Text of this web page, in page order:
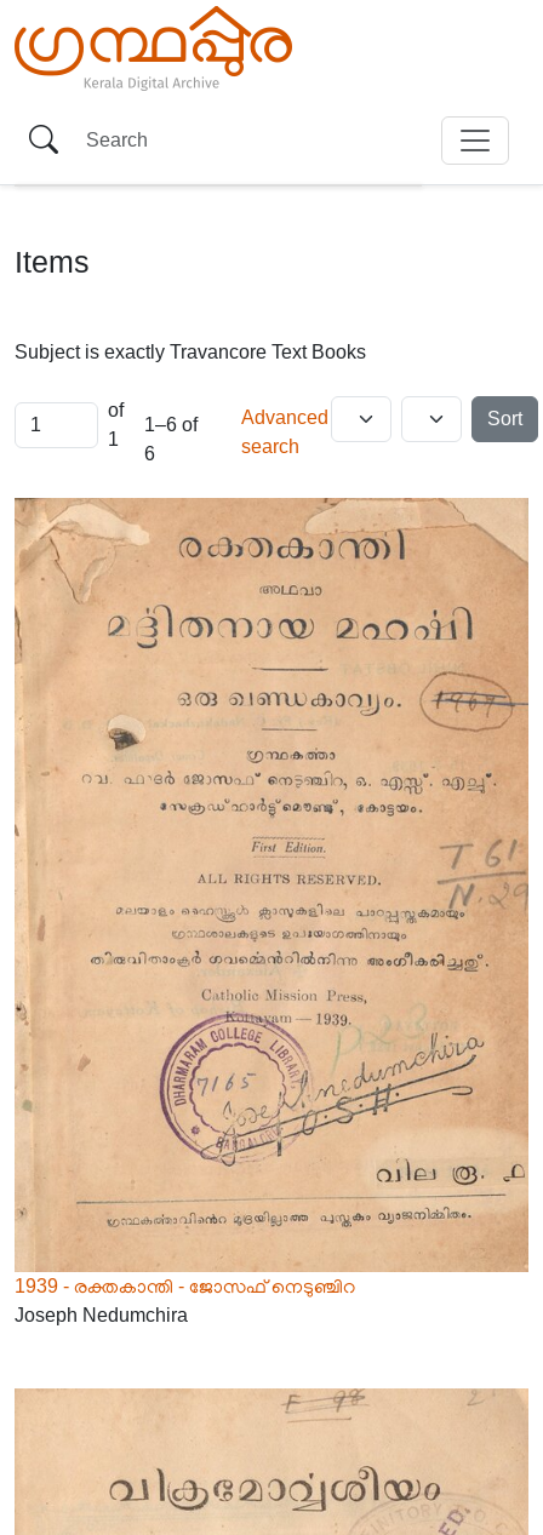
Items
Subject is exactly Travancore Text Books
of
1
1–6 of
6
Advanced
search
Sort
1939 - രക്തകാന്തി - ജോസഫ് നെടുഞ്ചിറ
Joseph Nedumchira